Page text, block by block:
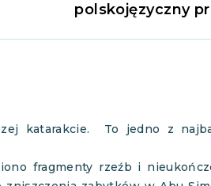
polskojęzyczny
katarakcie. To jedno z
fragmenty rzeźb i